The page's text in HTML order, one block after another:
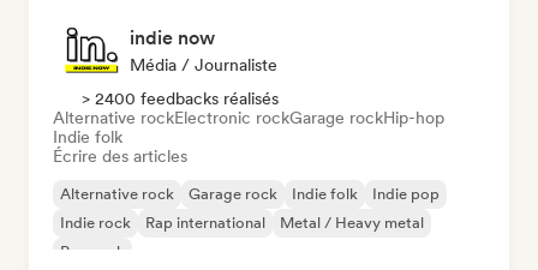
indie now
Média / Journaliste
> 2400 feedbacks réalisés
Alternative rockElectronic rockGarage rockHip-hop
Indie folk
Écrire des articles
Alternative rock Garage rock Indie folk
Indie pop
Indie rock
Rap international
Metal / Heavy metal
Pop rock